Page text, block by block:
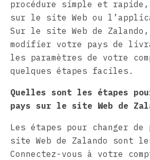
procédure simple et
sur le site Web ou
Sur le site Web de Zalando,
modifier votre pays de
les paramètres de votre
quelques étapes faciles.
Quelles sont les étapes
pays sur le site Web de
Les étapes pour changer
site Web de Zalando sont
Connectez-vous à votre